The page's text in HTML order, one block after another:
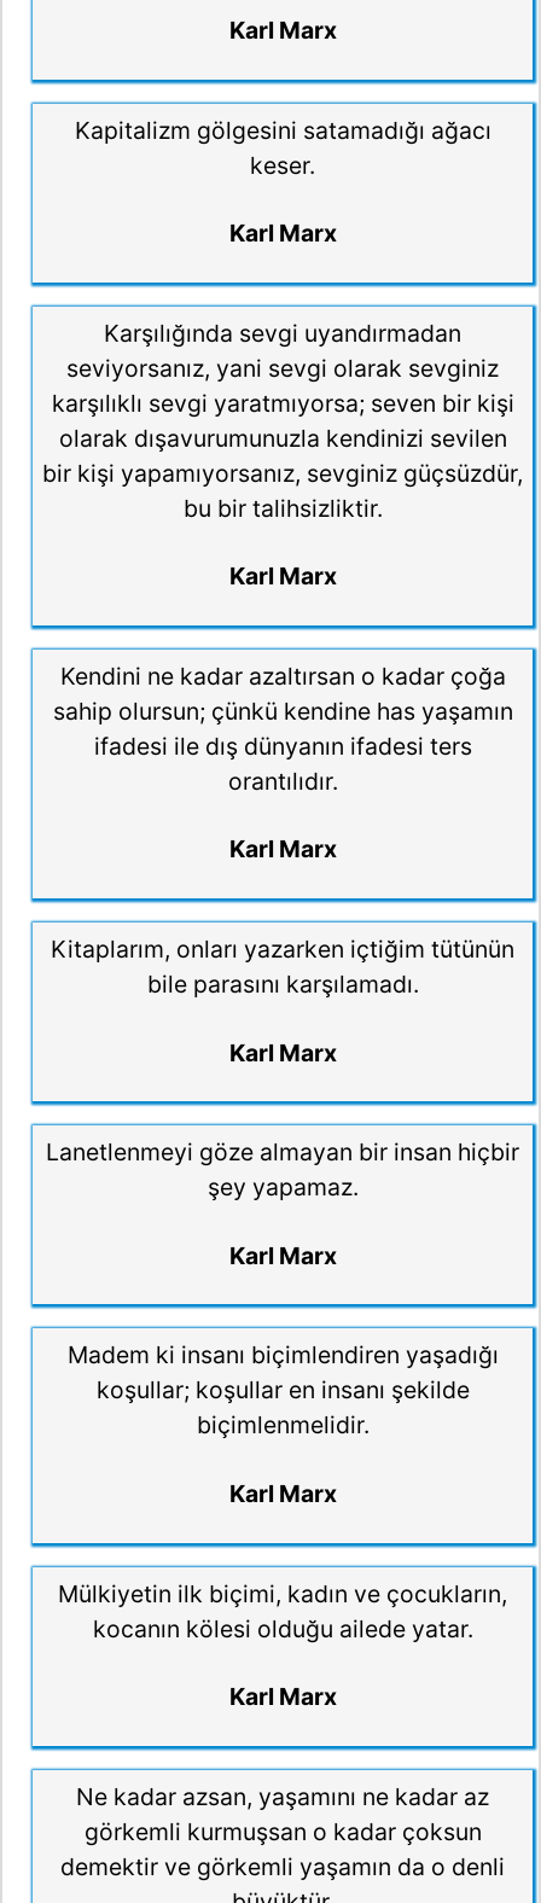
Karl Marx
Kapitalizm gölgesini satamadığı ağacı
keser.
Karl Marx
Karşılığında sevgi uyandırmadan
seviyorsanız, yani sevgi olarak sevginiz
karşılıklı sevgi yaratmıyorsa; seven bir kişi
olarak dışavurumunuzla kendinizi sevilen
bir kişi yapamıyorsanız, sevginiz güçsüzdür,
bu bir talihsizliktir.
Karl Marx
Kendini ne kadar azaltırsan o kadar çoğa
sahip olursun; çünkü kendine has yaşamın
ifadesi ile dış dünyanın ifadesi ters
orantılıdır.
Karl Marx
Kitaplarım, onları yazarken içtiğim tütünün
bile parasını karşılamadı.
Karl Marx
Lanetlenmeyi göze almayan bir insan hiçbir
şey yapamaz.
Karl Marx
Madem ki insanı biçimlendiren yaşadığı
koşullar; koşullar en insanı şekilde
biçimlenmelidir.
Karl Marx
Mülkiyetin ilk biçimi, kadın ve çocukların,
kocanın kölesi olduğu ailede yatar.
Karl Marx
Ne kadar azsan, yaşamını ne kadar az
görkemli kurmuşsan o kadar çoksun
demektir ve görkemli yaşamın da o denli